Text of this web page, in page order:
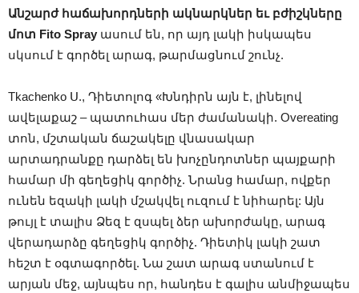
Անշարժ հաճախորդների ակնարկներ եւ բժիշկները
մոտ Fito Spray ասում են, որ այդ լակի իսկապես
սկսում է գործել արագ, թարմացնում շունչ.
Tkachenko Ս., Դիետոլոգ «Խնդիրն այն է, լինելով
ավելաքաշ – պատուհաս մեր ժամանակի. Overeating
տոն, մշտական ​​ճաշակելը վնասակար
արտադրանքը դարձել են խոչընդոտներ պայքարի
համար մի գեղեցիկ գործիչ. Նրանց համար, ովքեր
ունեն եզակի լակի մշակվել ուզում է նիհարել: Այն
թույլ է տալիս Ձեզ է զսպել ձեր ախորժակը, արագ
վերադարձը գեղեցիկ գործիչ. Դիետիկ լակի շատ
հեշտ է օգտագործել. Նա շատ արագ ստանում է
արյան մեջ, այնպես որ, հանդես է գալիս անմիջապես